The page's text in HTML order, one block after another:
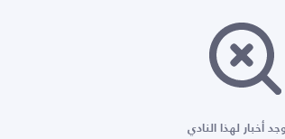
أخبار لهذا النادي